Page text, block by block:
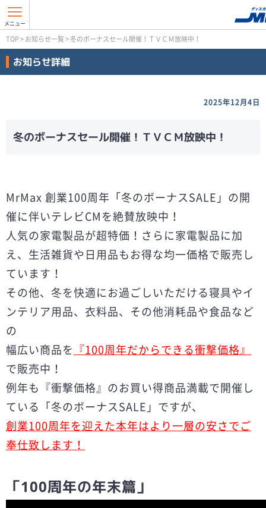
TOP>お知らせ一覧>冬のボーナスセール開催！ＴＶＣＭ放映中！
お知らせ詳細
2025年12月4日
冬のボーナスセール開催！ＴＶＣＭ放映中！
MrMax 創業100周年「冬のボーナスSALE」の開
催に伴いテレビCMを絶賛放映中！
人気の家電製品が超特価！さらに家電製品に加
え、生活雑貨や日用品もお得な均一価格で販売し
ています！
その他、冬を快適にお過ごしいただける寝具やイ
ンテリア用品、衣料品、その他消耗品や食品など
の
幅広い商品を 『100周年だからできる衝撃価格』
で販売中！
例年も『衝撃価格』のお買い得商品満載で開催し
ている「冬のボーナスSALE」ですが、
創業100周年を迎えた本年はより一層の安さでご
奉仕致します！
「100周年の年末篇」